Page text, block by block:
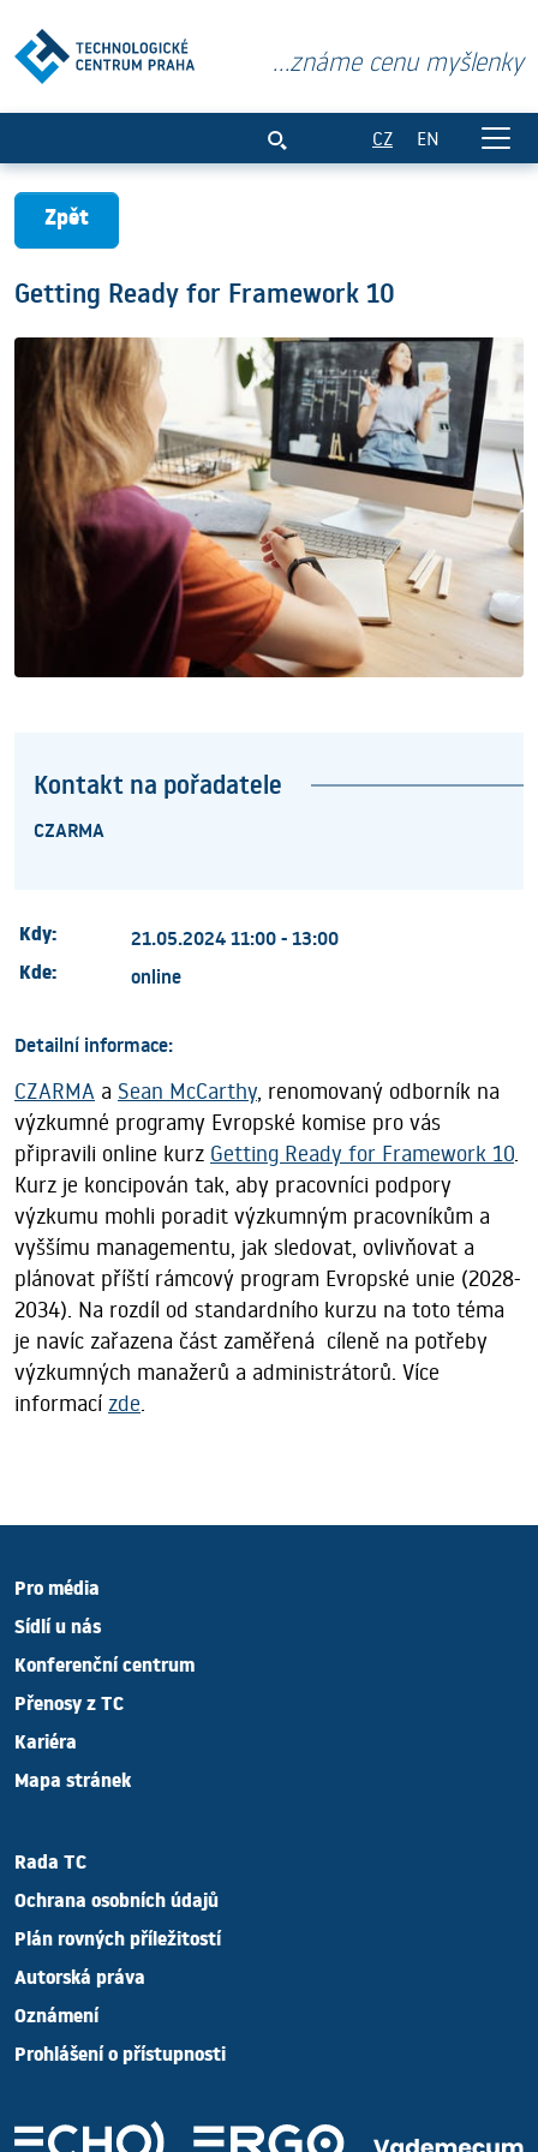
...známe cenu myšlenky
CZ EN
Zpět
Getting Ready for Framework 10
Kontakt na pořadatele
CZARMA
Kdy: 21.05.2024 11:00 - 13:00
Kde: online
Detailní informace:
CZARMA a Sean McCarthy, renomovaný odborník na
výzkumné programy Evropské komise pro vás
připravili online kurz Getting Ready for Framework 10.
Kurz je koncipován tak, aby pracovníci podpory
výzkumu mohli poradit výzkumným pracovníkům a
vyššímu managementu, jak sledovat, ovlivňovat a
plánovat příští rámcový program Evropské unie (2028-
2034). Na rozdíl od standardního kurzu na toto téma
je navíc zařazena část zaměřená cíleně na potřeby
výzkumných manažerů a administrátorů. Více
informací zde.
Pro média
Sídlí u nás
Konferenční centrum
Přenosy z TC
Kariéra
Mapa stránek
Rada TC
Ochrana osobních údajů
Plán rovných příležitostí
Autorská práva
Oznámení
Prohlášení o přístupnosti